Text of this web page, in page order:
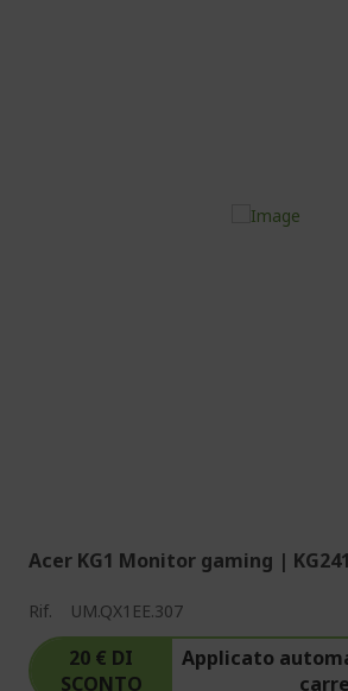
Acer KG1 Monitor gaming |
Rif. UM.QX1EE.307
20 € DI
SCONTO
Applicato